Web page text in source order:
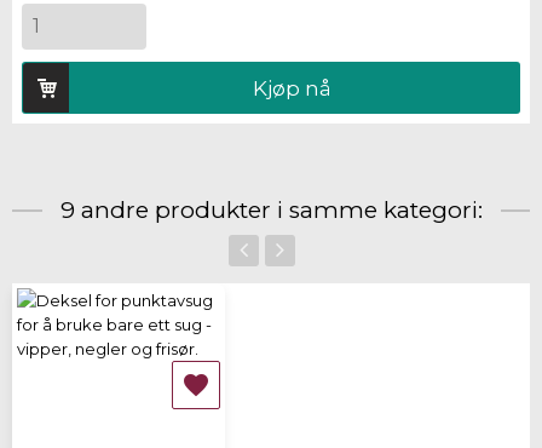
Kjøp nå
9 andre produkter i samme kategori:
